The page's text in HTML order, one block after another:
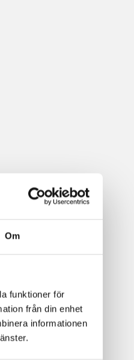
Om
funktioner för
från din enhet
informationen